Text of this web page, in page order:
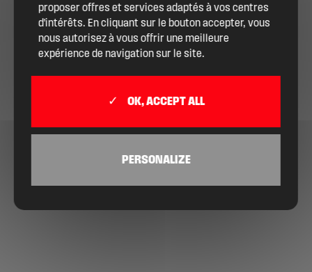
proposer offres et services adaptés à vos centres
d'intérêts. En cliquant sur le bouton accepter, vous
nous autorisez à vous offrir une meilleure
expérience de navigation sur le site.
OK, ACCEPT ALL
PERSONALIZE